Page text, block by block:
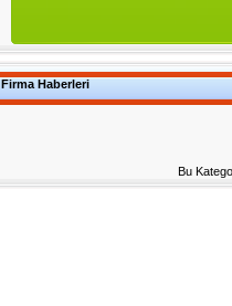
Firma Haberleri
Bu